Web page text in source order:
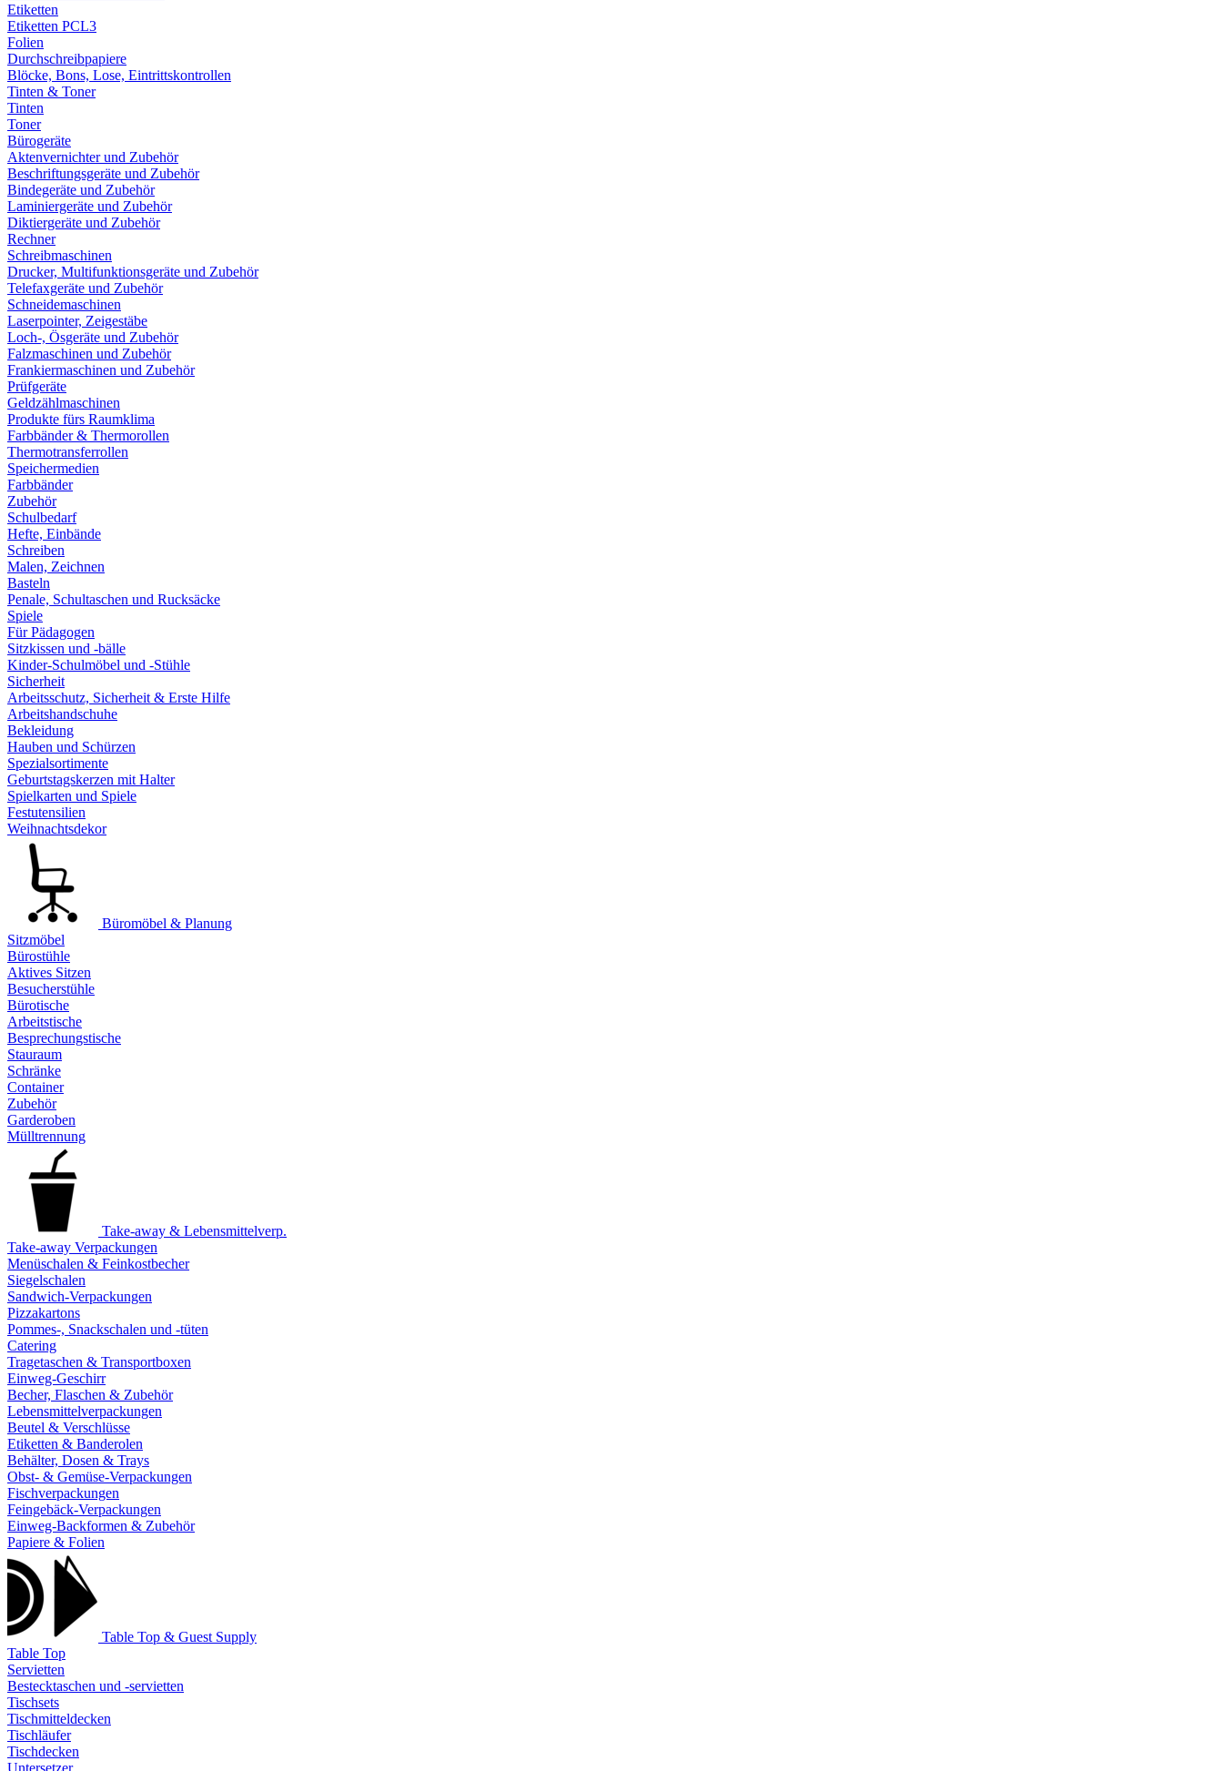
Etiketten
Etiketten PCL3
Folien
Durchschreibpapiere
Blöcke, Bons, Lose, Eintrittskontrollen
Tinten & Toner
Tinten
Toner
Bürogeräte
Aktenvernichter und Zubehör
Beschriftungsgeräte und Zubehör
Bindegeräte und Zubehör
Laminiergeräte und Zubehör
Diktiergeräte und Zubehör
Rechner
Schreibmaschinen
Drucker, Multifunktionsgeräte und Zubehör
Telefaxgeräte und Zubehör
Schneidemaschinen
Laserpointer, Zeigestäbe
Loch-, Ösgeräte und Zubehör
Falzmaschinen und Zubehör
Frankiermaschinen und Zubehör
Prüfgeräte
Geldzählmaschinen
Produkte fürs Raumklima
Farbbänder & Thermorollen
Thermotransferrollen
Speichermedien
Farbbänder
Zubehör
Schulbedarf
Hefte, Einbände
Schreiben
Malen, Zeichnen
Basteln
Penale, Schultaschen und Rucksäcke
Spiele
Für Pädagogen
Sitzkissen und -bälle
Kinder-Schulmöbel und -Stühle
Sicherheit
Arbeitsschutz, Sicherheit & Erste Hilfe
Arbeitshandschuhe
Bekleidung
Hauben und Schürzen
Spezialsortimente
Geburtstagskerzen mit Halter
Spielkarten und Spiele
Festutensilien
Weihnachtsdekor
Büromöbel & Planung
Sitzmöbel
Bürostühle
Aktives Sitzen
Besucherstühle
Bürotische
Arbeitstische
Besprechungstische
Stauraum
Schränke
Container
Zubehör
Garderoben
Mülltrennung
Take-away & Lebensmittelverp.
Take-away Verpackungen
Menüschalen & Feinkostbecher
Siegelschalen
Sandwich-Verpackungen
Pizzakartons
Pommes-, Snackschalen und -tüten
Catering
Tragetaschen & Transportboxen
Einweg-Geschirr
Becher, Flaschen & Zubehör
Lebensmittelverpackungen
Beutel & Verschlüsse
Etiketten & Banderolen
Behälter, Dosen & Trays
Obst- & Gemüse-Verpackungen
Fischverpackungen
Feingebäck-Verpackungen
Einweg-Backformen & Zubehör
Papiere & Folien
Table Top & Guest Supply
Table Top
Servietten
Bestecktaschen und -servietten
Tischsets
Tischmitteldecken
Tischläufer
Tischdecken